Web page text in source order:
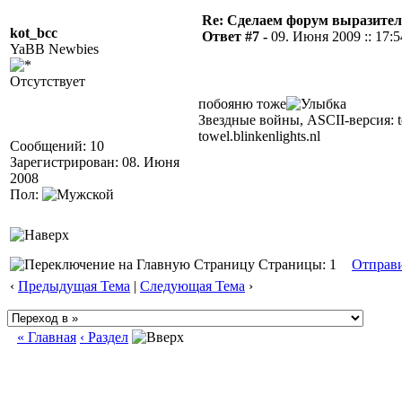
kot_bcc
YaBB Newbies
Отсутствует
Сообщений: 10
Зарегистрирован: 08. Июня
2008
Пол:
Re: Сделаем форум
Ответ #7 - 09. Июня 2009 ::
побояню тоже
Звездные войны, ASCII-версия:
towel.blinkenlights.nl
Страницы: 1
‹ Предыдущая Тема | Следующая Тема ›
« Главная ‹ Раздел